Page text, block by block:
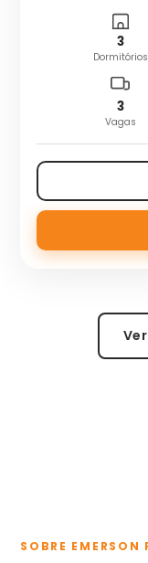
3
Dormitórios
3
Vagas
SOBRE EMERSON